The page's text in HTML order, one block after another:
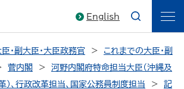
English
・副大臣・大臣政務官
これまでの大臣・副
菅内閣
河野内閣府特命担当大臣（沖縄及
）、行政改革担当、国家公務員制度担当
記